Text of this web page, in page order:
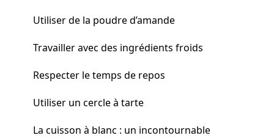
Utiliser de la poudre d’amande
Travailler avec des ingrédients froids
Respecter le temps de repos
Utiliser un cercle à tarte
La cuisson à blanc : un incontournable